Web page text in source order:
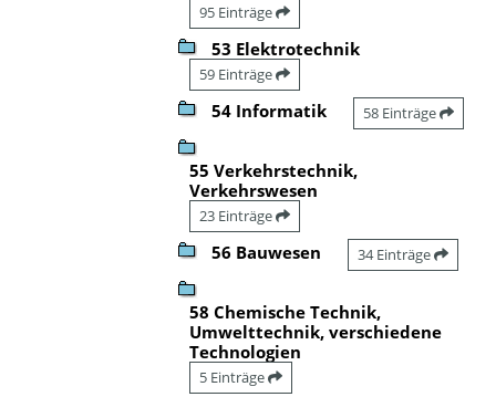
95 Einträge
53 Elektrotechnik
59 Einträge
54 Informatik 58 Einträge
55 Verkehrstechnik,
Verkehrswesen
23 Einträge
56 Bauwesen 34 Einträge
58 Chemische Technik,
Umwelttechnik, verschiedene
Technologien
5 Einträge